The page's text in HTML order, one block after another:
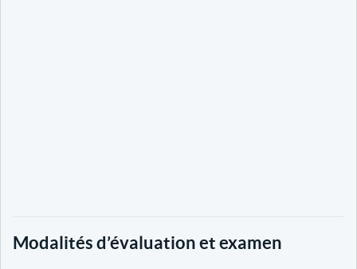
Modalités d’évaluation et examen